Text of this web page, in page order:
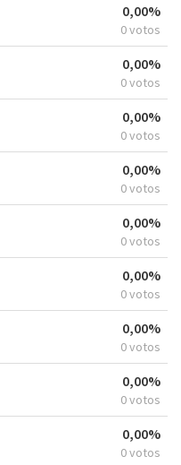
0,00%
0 votos
0,00%
0 votos
0,00%
0 votos
0,00%
0 votos
0,00%
0 votos
0,00%
0 votos
0,00%
0 votos
0,00%
0 votos
0,00%
0 votos